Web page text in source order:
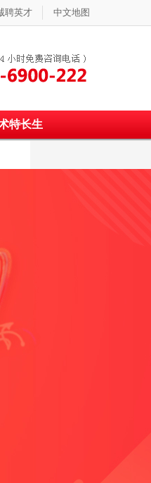
聘英才 中文地图
特长生